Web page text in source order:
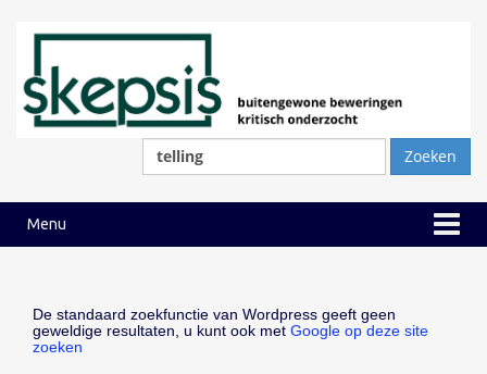
Zoeken
naar:
Menu
De standaard zoekfunctie van Wordpress geeft geen
geweldige resultaten, u kunt ook met Google op deze site
zoeken